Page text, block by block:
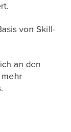
von Skill-
an den